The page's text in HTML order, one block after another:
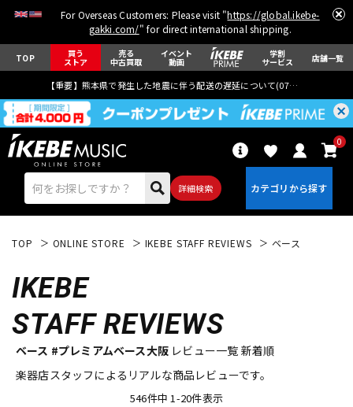
For Overseas Customers: Please visit "https://global.ikebe-
gakki.com/" for direct international shipping.
TOP 買う
ストア
売る
中古買取
イベント
動画
学割
サービス 店舗一覧
【重要】熊本県で発生した地震に伴う配送の遅延について(07月29日
詳細検索
0
エレキギター
ベース ウクレレ
TOP ONLINE STORE IKEBE STAFF REVIEWS ベース
IKEBE
STAFF REVIEWS
ベース #プレミアムベース大阪 レビュー一覧 新着順
楽器店スタッフによるリアルな商品レビューです。
546件中 1-20件表示